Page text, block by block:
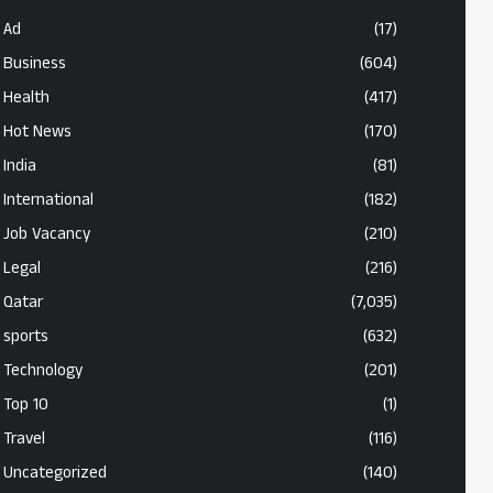
Ad
(17)
Business
(604)
Health
(417)
Hot News
(170)
India
(81)
International
(182)
Job Vacancy
(210)
Legal
(216)
Qatar
(7,035)
sports
(632)
Technology
(201)
Top 10
(1)
Travel
(116)
Uncategorized
(140)